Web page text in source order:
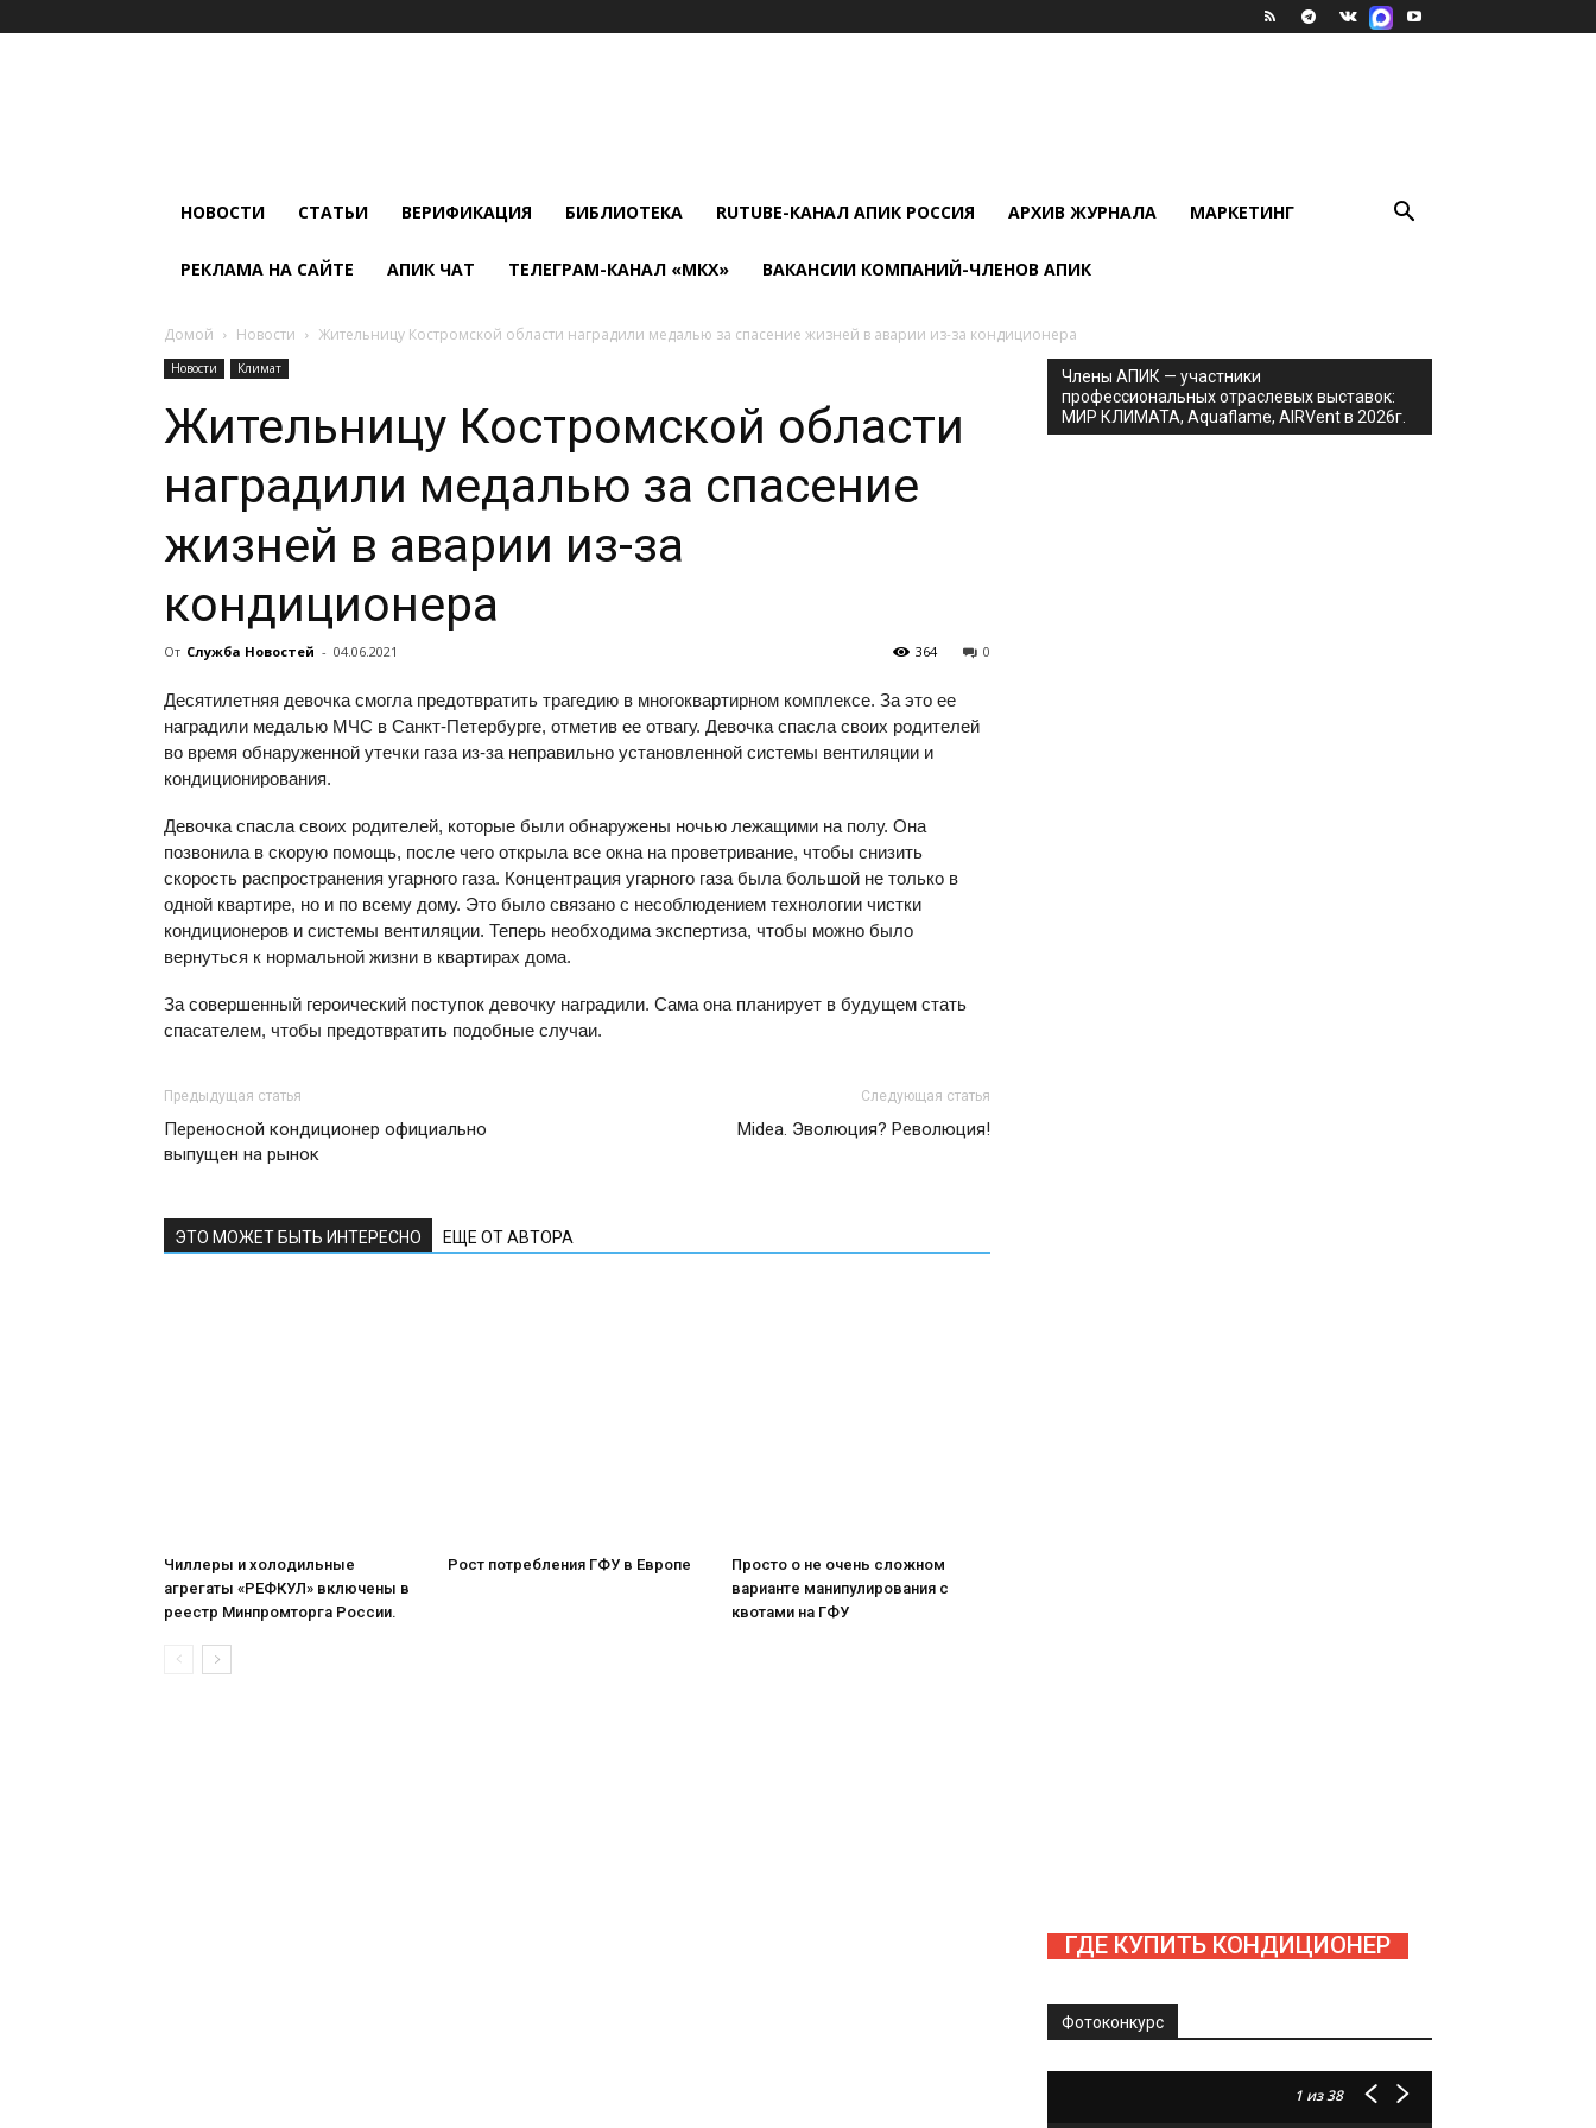
НОВОСТИ СТАТЬИ ВЕРИФИКАЦИЯ БИБЛИОТЕКА RUTUBE-КАНАЛ АПИК РОССИЯ АРХИВ ЖУРНАЛА МАРКЕТИНГ
РЕКЛАМА НА САЙТЕ АПИК ЧАТ ТЕЛЕГРАМ-КАНАЛ «МКХ» ВАКАНСИИ КОМПАНИЙ-ЧЛЕНОВ АПИК
Домой Новости Жительницу Костромской области наградили медалью за спасение жизней в аварии из-за кондиционера
Новости Климат
Жительницу Костромской области
наградили медалью за спасение
жизней в аварии из-за
кондиционера
От Служба Новостей - 04.06.2021 0
364
Десятилетняя девочка смогла предотвратить трагедию в многоквартирном комплексе. За это ее
наградили медалью МЧС в Санкт-Петербурге, отметив ее отвагу. Девочка спасла своих родителей
во время обнаруженной утечки газа из-за неправильно установленной системы вентиляции и
кондиционирования.
Девочка спасла своих родителей, которые были обнаружены ночью лежащими на полу. Она
позвонила в скорую помощь, после чего открыла все окна на проветривание, чтобы снизить
скорость распространения угарного газа. Концентрация угарного газа была большой не только в
одной квартире, но и по всему дому. Это было связано с несоблюдением технологии чистки
кондиционеров и системы вентиляции. Теперь необходима экспертиза, чтобы можно было
вернуться к нормальной жизни в квартирах дома.
За совершенный героический поступок девочку наградили. Сама она планирует в будущем стать
спасателем, чтобы предотвратить подобные случаи.
Предыдущая статья
Переносной кондиционер официально
выпущен на рынок
Следующая статья
Midea. Эволюция? Революция!
ЭТО МОЖЕТ БЫТЬ ИНТЕРЕСНО ЕЩЕ ОТ АВТОРА
Чиллеры и холодильные
агрегаты «РЕФКУЛ» включены в
реестр Минпромторга России.
Рост потребления ГФУ в Европе
Просто о не очень сложном
варианте манипулирования с
квотами на ГФУ
Члены АПИК — участники
профессиональных отраслевых выставок:
МИР КЛИМАТА, Aquaflame, AIRVent в 2026г.
ГДЕ КУПИТЬ КОНДИЦИОНЕР
Фотоконкурс
1 из 38